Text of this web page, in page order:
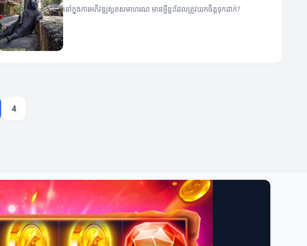
នៅក្នុងការអភិវឌ្ឍស្ពតសមាហរណៈមានអ្វីខ្លះដែលត្រូវយកចិត្តទុកដាក់?
4